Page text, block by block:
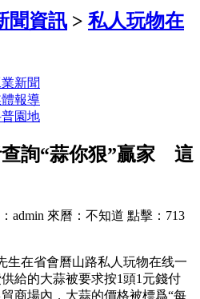
聞資訊 > 私人玩物在
新聞
報導
園地
詢“蒜你狠”贏家 這
admin 來曆：不知道 點擊：713
生在省會曆山路私人玩物在线一
給的大蒜被要求按1頭1元錢付
商場內，大蒜的價格被標爲“每